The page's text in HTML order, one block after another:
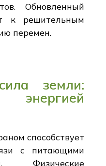
Обновленный
к решительным
перемен.
земли:
энергией
способствует
с питающими
Физические